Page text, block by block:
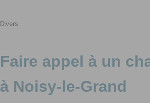
Divers
Faire appel à un
à Noisy-le-Grand